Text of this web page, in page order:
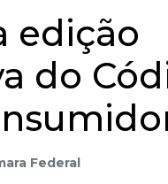
edição
do
Federal